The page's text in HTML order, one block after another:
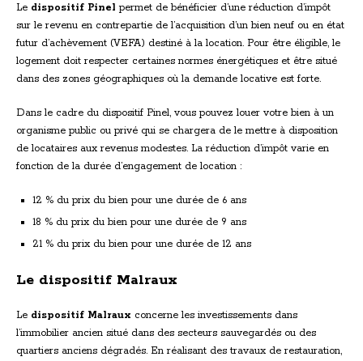
Le dispositif Pinel permet de bénéficier d’une réduction d’impôt
sur le revenu en contrepartie de l’acquisition d’un bien neuf ou en état
futur d’achèvement (VEFA) destiné à la location. Pour être éligible, le
logement doit respecter certaines normes énergétiques et être situé
dans des zones géographiques où la demande locative est forte.
Dans le cadre du dispositif Pinel, vous pouvez louer votre bien à un
organisme public ou privé qui se chargera de le mettre à disposition
de locataires aux revenus modestes. La réduction d’impôt varie en
fonction de la durée d’engagement de location :
12 % du prix du bien pour une durée de 6 ans
18 % du prix du bien pour une durée de 9 ans
21 % du prix du bien pour une durée de 12 ans
Le dispositif Malraux
Le dispositif Malraux concerne les investissements dans
l’immobilier ancien situé dans des secteurs sauvegardés ou des
quartiers anciens dégradés. En réalisant des travaux de restauration,